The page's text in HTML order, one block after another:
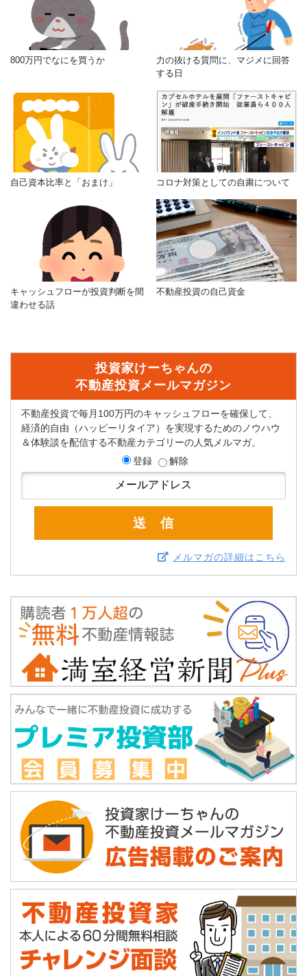
800万円でなにを買うか
力の抜ける質問に、マジメに回答
する日
自己資本比率と「おまけ」 コロナ対策としての自粛について
キャッシュフローが投資判断を間
違わせる話
不動産投資の自己資金
投資家けーちゃんの
不動産投資メールマガジン
不動産投資で毎月100万円のキャッシュフローを確保して、
経済的自由（ハッピーリタイア）を実現するためのノウハウ
＆体験談を配信する不動産カテゴリーの人気メルマガ。
登録
解除
メルマガの詳細はこちら